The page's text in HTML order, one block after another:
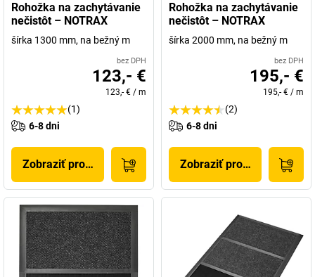
Rohožka na zachytávanie
nečistôt – NOTRAX
šírka 1300 mm, na bežný m
bez DPH
123,- €
123,- € / m
(1)
6-8 dni
Zobraziť produkt
Rohožka na zachytávanie
nečistôt – NOTRAX
šírka 2000 mm, na bežný m
bez DPH
195,- €
195,- € / m
(2)
6-8 dni
Zobraziť produkt